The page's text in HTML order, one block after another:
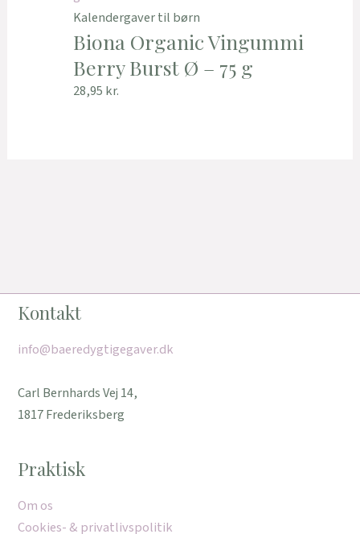
Kalendergaver til børn
Biona Organic Vingummi
Berry Burst Ø – 75 g
28,95 kr.
Kontakt
info@baeredygtigegaver.dk
Carl Bernhards Vej 14,
1817 Frederiksberg
Praktisk
Om os
Cookies- & privatlivspolitik